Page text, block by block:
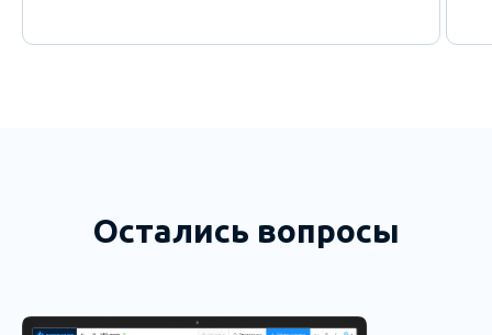
Остались вопросы